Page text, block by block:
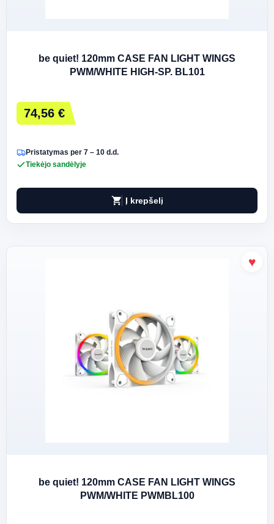
be quiet! 120mm CASE FAN LIGHT WINGS
PWM/WHITE HIGH-SP. BL101
74,56 €
Pristatymas per 7 – 10 d.d.
Tiekėjo sandėlyje
shopping_cart Į krepšelį
be quiet! 120mm CASE FAN LIGHT WINGS
PWM/WHITE PWMBL100